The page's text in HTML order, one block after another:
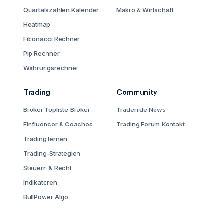
Quartalszahlen Kalender
Heatmap
Fibonacci Rechner
Pip Rechner
Währungsrechner
Makro & Wirtschaft
Trading
Broker Topliste Broker
Finfluencer & Coaches
Trading lernen
Trading-Strategien
Steuern & Recht
Indikatoren
BullPower Algo
Community
Traden.de News
Trading Forum Kontakt